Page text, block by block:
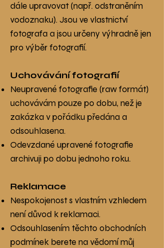
dále upravovat (např. odstraněním
vodoznaku). Jsou ve vlastnictví
fotografa a jsou určeny výhradně jen
pro výběr fotografií.
Uchovávání fotografií
Neupravené fotografie (raw formát)
uchovávám pouze po dobu, než je
zakázka v pořádku předána a
odsouhlasena.
Odevzdané upravené fotografie
archivuji po dobu jednoho roku.
Reklamace
Nespokojenost s vlastním vzhledem
není důvod k reklamaci.
Odsouhlasením těchto obchodních
podmínek berete na vědomí můj